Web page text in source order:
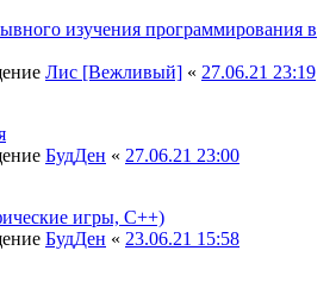
изучения программирования в
Лис [Вежливый] « 27.06.21 23:19
БудДен « 27.06.21 23:00
игры, С++)
БудДен « 23.06.21 15:58